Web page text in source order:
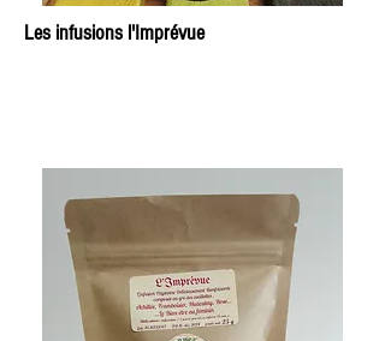
Les infusions l'Imprévue